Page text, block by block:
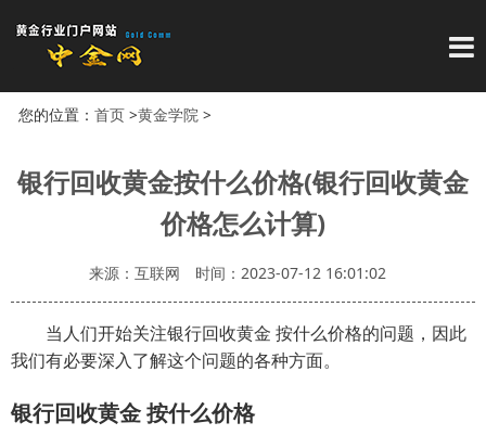
导
您的位置： 首页>黄金学院 >
银行回收黄金按什么价格(银行回收黄金
价格怎么计算)
来源：互联网 时间：2023-07-12 16:01:02
当人们开始关注银行回收黄金 按什么价格的问题，因此
我们有必要深入了解这个问题的各种方面。
银行回收黄金 按什么价格